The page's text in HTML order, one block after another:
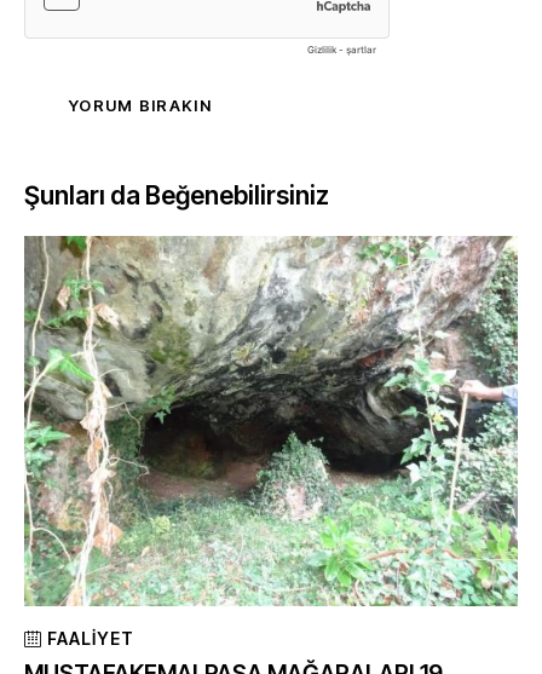
Şunları da Beğenebilirsiniz
FAALIYET